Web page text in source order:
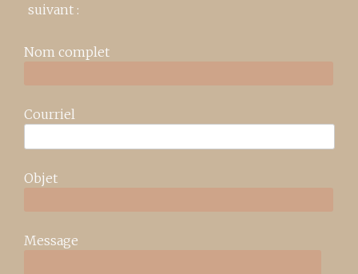
suivant :
Nom complet
Courriel
Objet
Message